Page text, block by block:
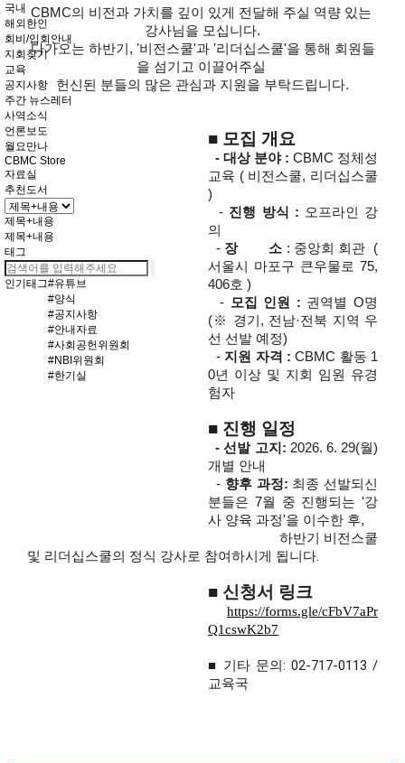
국내
해외한인
회비/입회안내
지회찾기
교육
공지사항
주간 뉴스레터
사역소식
언론보도
월요만나
CBMC Store
자료실
추천도서
제목+내용
제목+내용
태그
인기태그#유튜브
#양식
#공지사항
#안내자료
#사회공헌위원회
#NBI위원회
#한기실
CBMC의 비전과 가치를 깊이 있게 전달해 주실 역량 있는
강사님을 모십니다.
다가오는 하반기, '비전스쿨'과 '리더십스쿨'을 통해 회원들
을 섬기고 이끌어주실
헌신된 분들의 많은 관심과 지원을 부탁드립니다.
■ 모집 개요
  -
대상 분야 : CBMC 정체성
교육 ( 비전스쿨, 리더십스쿨
)
  -
진행 방식 : 오프라인 강
의
  -
장        소 : 중앙회 회관  (
서울시 마포구 큰우물로 75,
406호 )
  -
모집 인원 : 권역별 O명
(※ 경기, 전남·전북 지역 우
선 선발 예정)
  -
지원 자격 : CBMC 활동 1
0년 이상 및 지회 임원 유경
험자
■ 진행 일정
  - 선발 고지:
2026. 6. 29(월)
개별 안내
  -
향후 과정: 최종 선발되신
분들은 7월 중 진행되는 '강
사 양육 과정'을 이수한 후,
하반기 비전스쿨
및 리더십스쿨의 정식 강사로 참여하시게 됩니다.
■ 신청서 링크
https://forms.gle/cFbV7aPr
Q1cswK2b7
■ 기타 문의: 02-717-0113 /
교육국